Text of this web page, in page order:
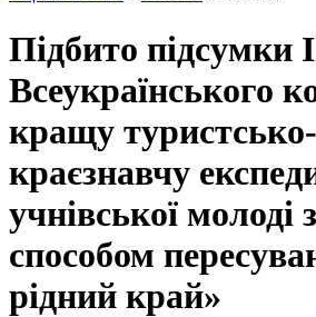
Підбито підсумки
Всеукраїнського
кращу туристсько-
краєзнавчу
учнівської
способом
рідний край»